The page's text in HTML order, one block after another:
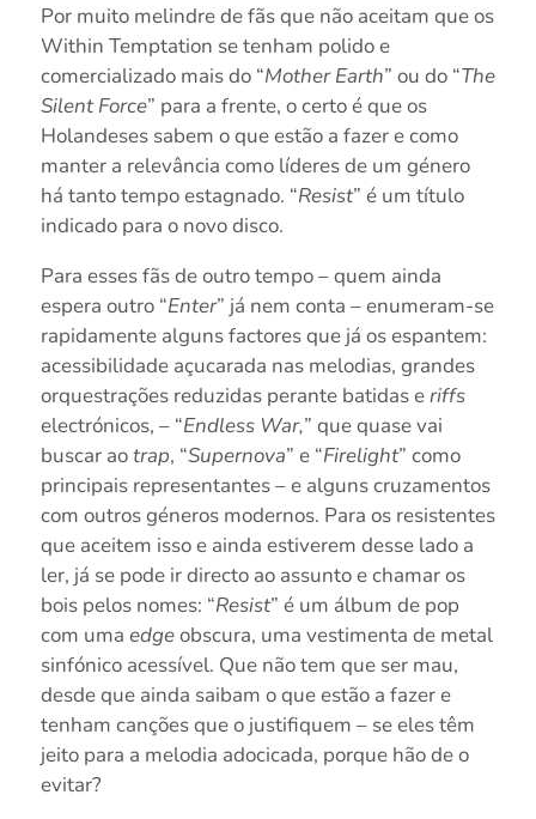
Por muito melindre de fãs que não aceitam que os
Within Temptation se tenham polido e
comercializado mais do “Mother Earth” ou do “The
Silent Force” para a frente, o certo é que os
Holandeses sabem o que estão a fazer e como
manter a relevância como líderes de um género
há tanto tempo estagnado. “Resist” é um título
indicado para o novo disco.
Para esses fãs de outro tempo – quem ainda
espera outro “Enter” já nem conta – enumeram-se
rapidamente alguns factores que já os espantem:
acessibilidade açucarada nas melodias, grandes
orquestrações reduzidas perante batidas eriffs
electrónicos, – “Endless War,” que quase vai
buscar aotrap, “Supernova” e “Firelight” como
principais representantes – e alguns cruzamentos
com outros géneros modernos. Para os resistentes
que aceitem isso e ainda estiverem desse lado a
ler, já se pode ir directo ao assunto e chamar os
bois pelos nomes: “Resist” é um álbum de pop
com uma edgeobscura, uma vestimenta de metal
sinfónico acessível. Que não tem que ser mau,
desde que ainda saibam o que estão a fazer e
tenham canções que o justifiquem – se eles têm
jeito para a melodia adocicada, porque hão de o
evitar?